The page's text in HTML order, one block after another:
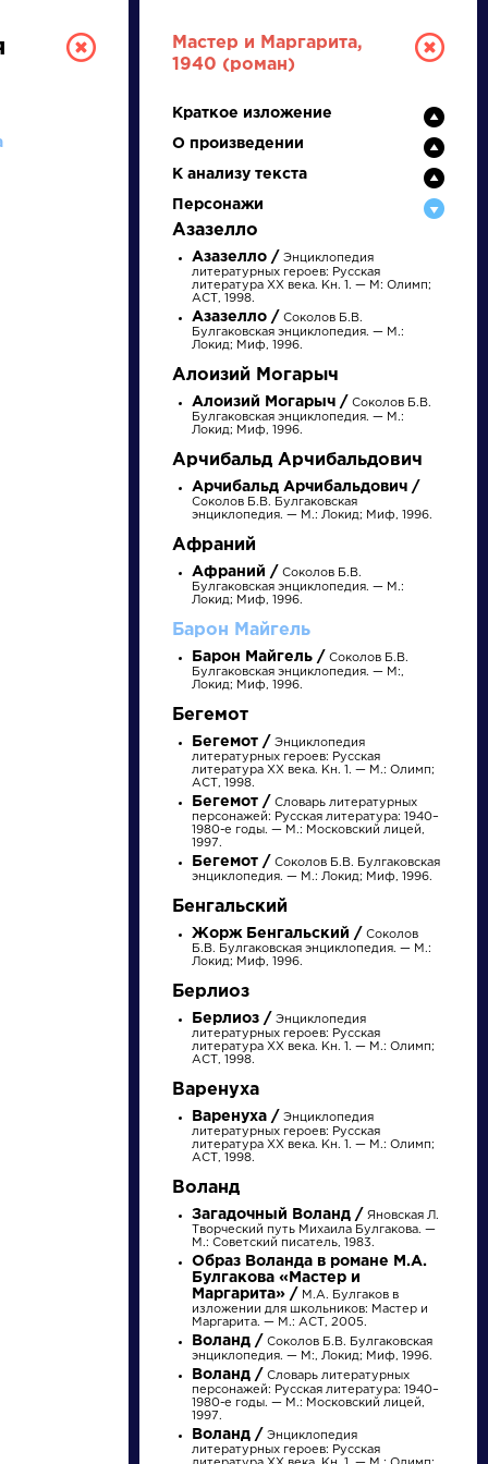
РУССКАЯ
ЛИТЕРАТУРА
ДЛЯ ПРЕЗЕНТАЦИЙ,
УРОКОВ И ЕГЭ
Е Ж З
писатели
произведения
персонажи
словарь
Найти
Литература. 8
класс: Учебная
хрестоматия для
школ и_классов с
Персонажи
Могарыч
Соколов Б.В.
Булгаковская
энциклопедия. М.:
Мастер и Маргарита,
1940 (роман)
Краткое изложение
О произведении
К анализу текста
Персонажи
Азазелло
Азазелло / Энциклопедия
литературных героев: Русская
литература XX века. Кн. 1. — М: Олимп;
АСТ, 1998.
Азазелло / Соколов Б.В.
Булгаковская энциклопедия. — М.:
Локид; Миф, 1996.
Алоизий Могарыч
Алоизий Могарыч / Соколов Б.В.
Булгаковская энциклопедия. — М.:
Локид; Миф, 1996.
Арчибальд Арчибальдович
Арчибальд Арчибальдович /
Соколов Б.В. Булгаковская
энциклопедия. — М.: Локид; Миф, 1996.
Афраний
Афраний / Соколов Б.В.
Булгаковская энциклопедия. — М.:
Локид; Миф, 1996.
Барон Майгель
Барон Майгель / Соколов Б.В.
Булгаковская энциклопедия. — М:,
Локид; Миф, 1996.
Бегемот
Бегемот / Энциклопедия
литературных героев: Русская
литература XX века. Кн. 1. — М.: Олимп;
АСТ, 1998.
Бегемот / Словарь литературных
персонажей: Русская литература: 1940–
1980-е годы. — М.: Московский лицей,
1997.
Бегемот / Соколов Б.В. Булгаковская
энциклопедия. — М.: Локид; Миф, 1996.
Бенгальский
Жорж Бенгальский / Соколов
Б.В. Булгаковская энциклопедия. — М.:
Локид; Миф, 1996.
Берлиоз
Берлиоз / Энциклопедия
литературных героев: Русская
литература XX века. Кн. 1. — М.: Олимп;
АСТ, 1998.
Варенуха
Варенуха / Энциклопедия
литературных героев: Русская
литература XX века. Кн. 1. — М.: Олимп;
АСТ, 1998.
Воланд
Загадочный Воланд / Яновская Л.
Творческий путь Михаила Булгакова. —
М.: Советский писатель, 1983.
Образ Воланда в романе М.А.
Булгакова «Мастер и
Маргарита» / М.А. Булгаков в
изложении для школьников: Мастер и
Маргарита. — М.: АСТ, 2005.
Воланд / Соколов Б.В. Булгаковская
энциклопедия. — М:, Локид; Миф, 1996.
Воланд / Словарь литературных
персонажей: Русская литература: 1940–
1980-е годы. — М.: Московский лицей,
1997.
Воланд / Энциклопедия
литературных героев: Русская